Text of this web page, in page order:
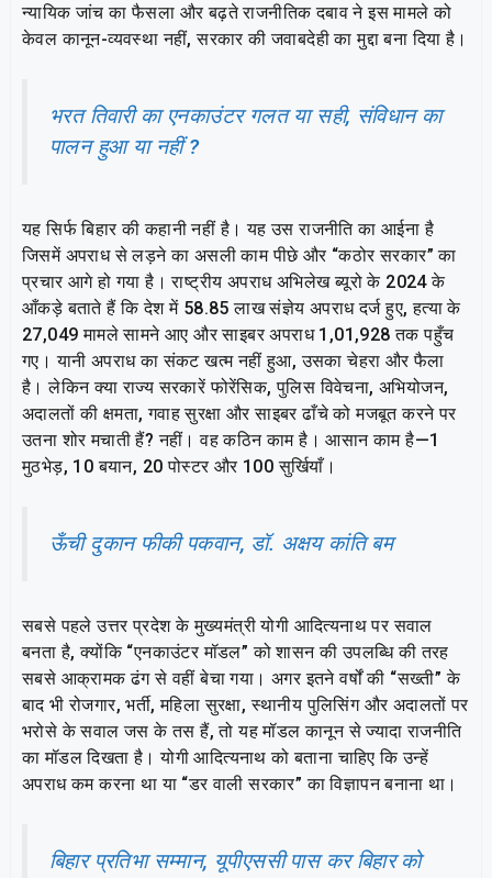
न्यायिक जांच का फैसला और बढ़ते राजनीतिक दबाव ने इस मामले को
केवल कानून-व्यवस्था नहीं, सरकार की जवाबदेही का मुद्दा बना दिया है।
भरत तिवारी का एनकाउंटर गलत या सही, संविधान का
पालन हुआ या नहीं ?
यह सिर्फ बिहार की कहानी नहीं है। यह उस राजनीति का आईना है
जिसमें अपराध से लड़ने का असली काम पीछे और “कठोर सरकार” का
प्रचार आगे हो गया है। राष्ट्रीय अपराध अभिलेख ब्यूरो के 2024 के
आँकड़े बताते हैं कि देश में 58.85 लाख संज्ञेय अपराध दर्ज हुए, हत्या के
27,049 मामले सामने आए और साइबर अपराध 1,01,928 तक पहुँच
गए। यानी अपराध का संकट खत्म नहीं हुआ, उसका चेहरा और फैला
है। लेकिन क्या राज्य सरकारें फोरेंसिक, पुलिस विवेचना, अभियोजन,
अदालतों की क्षमता, गवाह सुरक्षा और साइबर ढाँचे को मजबूत करने पर
उतना शोर मचाती हैं? नहीं। वह कठिन काम है। आसान काम है—1
मुठभेड़, 10 बयान, 20 पोस्टर और 100 सुर्खियाँ।
ऊँची दुकान फीकी पकवान, डॉ. अक्षय कांति बम
सबसे पहले उत्तर प्रदेश के मुख्यमंत्री योगी आदित्यनाथ पर सवाल
बनता है, क्योंकि “एनकाउंटर मॉडल” को शासन की उपलब्धि की तरह
सबसे आक्रामक ढंग से वहीं बेचा गया। अगर इतने वर्षों की “सख्ती” के
बाद भी रोजगार, भर्ती, महिला सुरक्षा, स्थानीय पुलिसिंग और अदालतों पर
भरोसे के सवाल जस के तस हैं, तो यह मॉडल कानून से ज्यादा राजनीति
का मॉडल दिखता है। योगी आदित्यनाथ को बताना चाहिए कि उन्हें
अपराध कम करना था या “डर वाली सरकार” का विज्ञापन बनाना था।
बिहार प्रतिभा सम्मान, यूपीएससी पास कर बिहार को